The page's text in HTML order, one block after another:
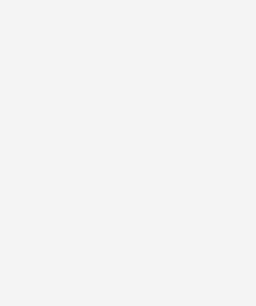
Ленинградской области.